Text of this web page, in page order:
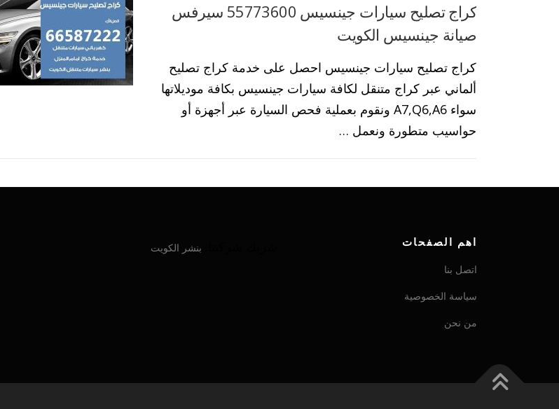
كراج تصليح سيارات جينسيس 55773600 سيرفس
صيانة جينسيس الكويت
كراج تصليح سيارات جينسيس احصل على خدمة كراج تصليح
ألماني عبر كراج متنقل لكافة سيارات جينسيس بكافة موديلاتها
سواء A7,Q6,A6 ونقوم بعملية فحص السيارة عبر أجهزة أو
حواسيب متطورة ونعمل …
اهم الصفحات
اتصل بنا
سياسة الخصوصية
من نحن
بنشر الكويت